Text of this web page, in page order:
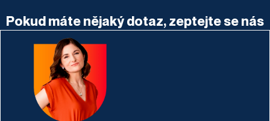
Pokud máte nějaký dotaz, zeptejte se nás